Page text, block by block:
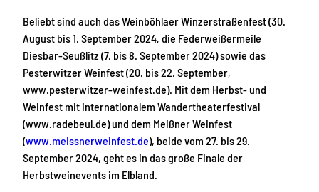
Beliebt sind auch das Weinböhlaer Winzerstraßenfest (30.
August bis 1. September 2024, die Federweißermeile
Diesbar-Seußlitz (7. bis 8. September 2024) sowie das
Pesterwitzer Weinfest (20. bis 22. September,
www.pesterwitzer-weinfest.de). Mit dem Herbst- und
Weinfest mit internationalem Wandertheaterfestival
(www.radebeul.de) und dem Meißner Weinfest
(www.meissnerweinfest.de), beide vom 27. bis 29.
September 2024, geht es in das große Finale der
Herbstweinevents im Elbland.